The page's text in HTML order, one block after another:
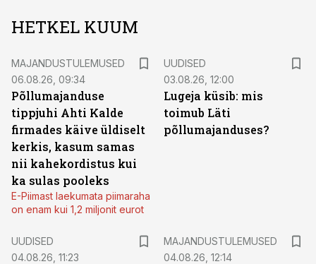
HETKEL KUUM
MAJANDUSTULEMUSED
06.08.26, 09:34
Põllumajanduse
tippjuhi Ahti Kalde
firmades käive üldiselt
kerkis, kasum samas
nii kahekordistus kui
ka sulas pooleks
E-Piimast laekumata piimaraha
on enam kui 1,2 miljonit eurot
UUDISED
03.08.26, 12:00
Lugeja küsib: mis
toimub Läti
põllumajanduses?
UUDISED
04.08.26, 11:23
MAJANDUSTULEMUSED
04.08.26, 12:14